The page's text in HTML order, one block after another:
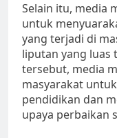
Selain itu, media
untuk
yang terjadi di
liputan yang luas
tersebut, media
masyarakat
pendidikan dan
upaya perbaikan